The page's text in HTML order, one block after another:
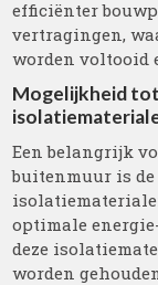
efficiënter
vertragingen,
worden voltooid
Mogelijkheid
Een belangrijk
buitenmuur is
optimale
deze
worden